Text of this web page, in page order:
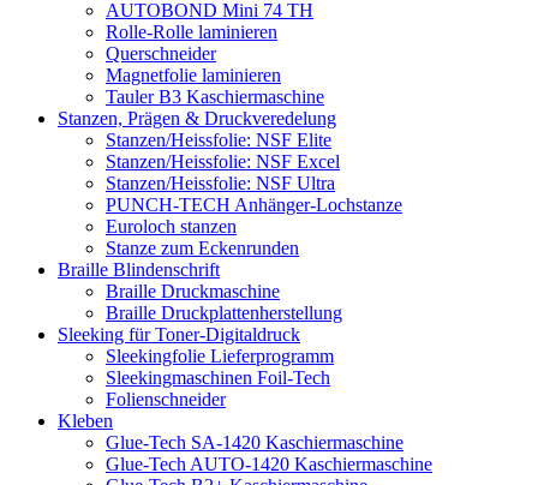
AUTOBOND Mini 74 TH
Rolle-Rolle laminieren
Querschneider
Magnetfolie laminieren
Tauler B3 Kaschiermaschine
Stanzen, Prägen & Druckveredelung
Stanzen/Heissfolie: NSF Elite
Stanzen/Heissfolie: NSF Excel
Stanzen/Heissfolie: NSF Ultra
PUNCH-TECH Anhänger-Lochstanze
Euroloch stanzen
Stanze zum Eckenrunden
Braille Blindenschrift
Braille Druckmaschine
Braille Druckplattenherstellung
Sleeking für Toner-Digitaldruck
Sleekingfolie Lieferprogramm
Sleekingmaschinen Foil-Tech
Folienschneider
Kleben
Glue-Tech SA-1420 Kaschiermaschine
Glue-Tech AUTO-1420 Kaschiermaschine